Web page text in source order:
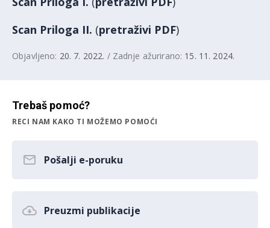
Scan Priloga II. (pretraživi PDF)
Objavljeno: 20. 7. 2022. / Zadnje ažurirano: 15. 11. 2024.
Trebaš pomoć?
RECI NAM KAKO TI MOŽEMO POMOĆI
Pošalji e-poruku
Preuzmi publikacije